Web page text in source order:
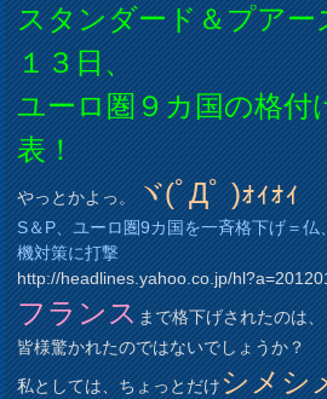
スタンダード＆プアー
１３日、
ユーロ圏９カ国の格付
表！
やっとかよっ。ヾ(ﾟДﾟ )ｫｨｫｨ
S＆P、ユーロ圏9カ国を一斉格下げ＝
機対策に打撃
http://headlines.yahoo.co.jp/
フランスまで格下げされたのは、
皆様驚かれたのではないでしょうか？
私としては、ちょっとだけシメシ